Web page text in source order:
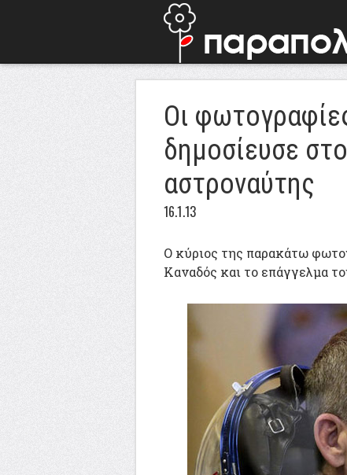
Οι
δημοσίευσε
αστροναύτης
16.1.13
Ο κύριος της παρακάτω
Καναδός και το επάγγελμα